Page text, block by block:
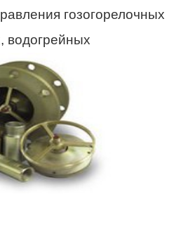
гозогорелочных
водогрейных